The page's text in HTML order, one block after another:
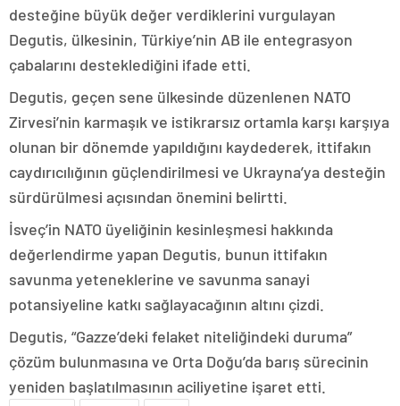
desteğine büyük değer verdiklerini vurgulayan
Degutis, ülkesinin, Türkiye’nin AB ile entegrasyon
çabalarını desteklediğini ifade etti.
Degutis, geçen sene ülkesinde düzenlenen NATO
Zirvesi’nin karmaşık ve istikrarsız ortamla karşı karşıya
olunan bir dönemde yapıldığını kaydederek, ittifakın
caydırıcılığının güçlendirilmesi ve Ukrayna’ya desteğin
sürdürülmesi açısından önemini belirtti.
İsveç’in NATO üyeliğinin kesinleşmesi hakkında
değerlendirme yapan Degutis, bunun ittifakın
savunma yeteneklerine ve savunma sanayi
potansiyeline katkı sağlayacağının altını çizdi.
Degutis, “Gazze’deki felaket niteliğindeki duruma”
çözüm bulunmasına ve Orta Doğu’da barış sürecinin
yeniden başlatılmasının aciliyetine işaret etti.